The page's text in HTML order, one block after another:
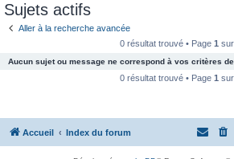
Sujets actifs
Aller à la recherche avancée
0 résultat trouvé • Page 1 sur
Aucun sujet ou message ne correspond à vos critères
0 résultat trouvé • Page 1 sur
Accueil Index du forum